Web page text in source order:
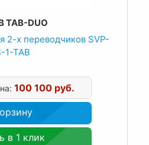
TAB-DUO
2-х переводчиков SVP-
1-TAB
100 100 руб.
в 1 клик